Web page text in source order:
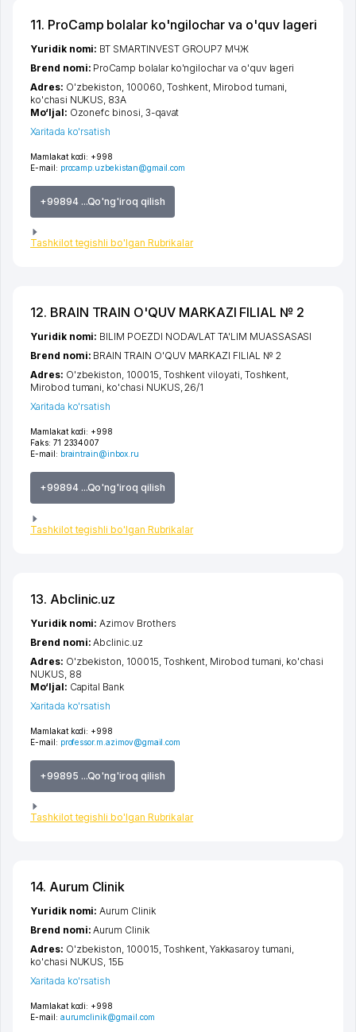
11. ProCamp bolalar ko'ngilochar va o'quv lageri
Mamlakat kodi: +998
E-mail: procamp.uzbekistan@gmail.com
+99894 ...Qo'ng'iroq qilish
Tashkilot tegishli bo'lgan Rubrikalar
Yuridik nomi: BT SMARTINVEST GROUP7 МЧЖ
Brend nomi: ProCamp bolalar ko'ngilochar va o'quv lageri
Adres: O'zbekiston, 100060, Toshkent, Mirobod tumani,
ko'chasi NUKUS, 83А
Mo‘ljal: Ozonefc binosi, 3-qavat
Xaritada ko'rsatish
12. BRAIN TRAIN O'QUV MARKAZI FILIAL № 2
Mamlakat kodi: +998
Faks: 71 2334007
E-mail: braintrain@inbox.ru
+99894 ...Qo'ng'iroq qilish
Tashkilot tegishli bo'lgan Rubrikalar
Yuridik nomi: BILIM POEZDI NODAVLAT TA'LIM MUASSASASI
Brend nomi: BRAIN TRAIN O'QUV MARKAZI FILIAL № 2
Adres: O'zbekiston, 100015, Toshkent viloyati, Toshkent,
Mirobod tumani, ko'chasi NUKUS, 26/1
Xaritada ko'rsatish
13. Abclinic.uz
Mamlakat kodi: +998
E-mail: professor.m.azimov@gmail.com
+99895 ...Qo'ng'iroq qilish
Tashkilot tegishli bo'lgan Rubrikalar
Yuridik nomi:Azimov Brothers
Brend nomi:Abclinic.uz
Adres: O'zbekiston, 100015, Toshkent Mirobod tumani ko'chasi
NUKUS , 88
Mo‘ljal: Capital Bank
Xaritada ko'rsatish
14. Aurum Clinik
Mamlakat kodi: +998
E-mail: aurumclinik@gmail.com
Yuridik nomi:Aurum Clinik
Brend nomi:Aurum Clinik
Adres: O'zbekiston, 100015, Toshkent ,Yakkasaroy tumani
ko'chasi NUKUS , 15Б
Xaritada ko'rsatish